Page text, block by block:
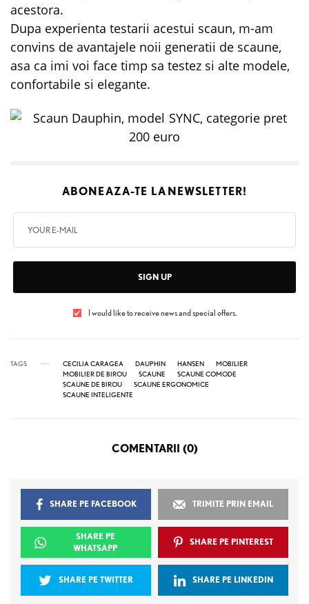
acestora.
Dupa experienta testarii acestui scaun, m-am
convins de avantajele noii generatii de scaune,
asa ca imi voi face timp sa testez si alte modele,
confortabile si elegante.
ABONEAZA-TE LA NEWSLETTER!
SIGN UP
I would like to receive news and special offers.
TAGS CECILIA CARAGEA DAUPHIN HANSEN
MOBILIER
MOBILIER DE BIROU
SCAUNE
SCAUNE COMODE
SCAUNE DE BIROU
SCAUNE ERGONOMICE
SCAUNE INTELIGENTE
COMENTARII (0)
SHARE PE FACEBOOK TRIMITE PRIN EMAIL
SHARE PE
WHATSAPP
SHARE PE PINTEREST
SHARE PE TWITTER SHARE PE LINKEDIN